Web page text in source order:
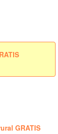
GRATIS